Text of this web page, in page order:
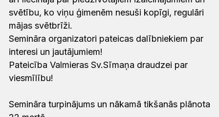
svētību, ko viņu ģimenēm nesuši kopīgi, regulāri
mājas svētbrīži.
Semināra organizatori pateicas dalībniekiem par
interesi un jautājumiem!
Pateicība Valmieras Sv.Sīmaņa draudzei par
viesmīlību!
Semināra turpinājums un nākamā tikšanās plānota